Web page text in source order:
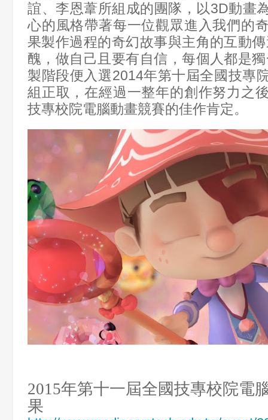
誼、李恩葦所組成的團隊， 以3D動畫
心的風格帶著每一位觀眾進入我們的
果製作過程的奇幻故事與主角的互動
醜，做自己且要有自信，每個人都是
製階段便入選2014年第十屆全國技專
組正取，在經過一整年的創作努力之
技專校院電腦動畫競賽的佳作肯定。
2015年第十一屆全國技專校院電
果